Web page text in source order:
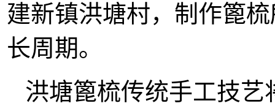
建新镇洪塘村，制作篦
长周期。
洪塘篦梳传统手工技